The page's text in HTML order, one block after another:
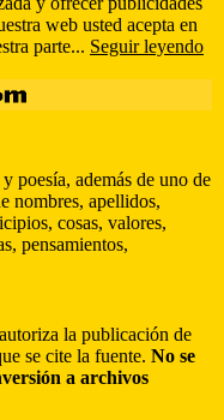
web usted acepta en
parte... Seguir leyendo
poesía, además de uno de
nombres, apellidos,
cosas, valores,
pensamientos,
la publicación de
se cite la fuente. No se
a archivos